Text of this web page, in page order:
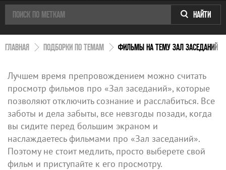
НАЙТИ
ГЛАВНАЯ ПОДБОРКИ ПО ТЕМАМ ФИЛЬМЫ НА ТЕМУ ЗАЛ ЗАСЕДАНИЙ
Лучшем время препровождением можно считать
просмотр фильмов про «Зал заседаний», которые
позволяют отключить сознание и расслабиться. Все
заботы и дела забыты, все невзгоды позади, когда
вы сидите перед большим экраном и
наслаждаетесь фильмами про «Зал заседаний».
Поэтому не стоит медлить, просто выберете свой
фильм и приступайте к его просмотру.